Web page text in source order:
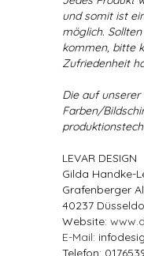
und somit ist
möglich.
kommen, bitte
Zufriedenheit
Die auf
Farben/
LEVAR DESIGN
Gilda Handke-
Grafenberger
40237
Website:
E-Mail:
Telefon: